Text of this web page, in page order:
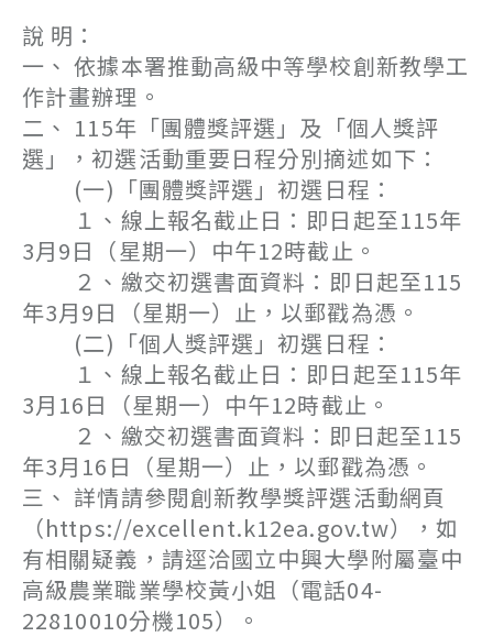
說 明：
一、 依據本署推動高級中等學校創新教學工
作計畫辦理。
二、 115年「團體獎評選」及「個人獎評
選」，初選活動重要日程分別摘述如下：
(一)「團體獎評選」初選日程：
１、線上報名截止日：即日起至115年
3月9日（星期一）中午12時截止。
２、繳交初選書面資料：即日起至115
年3月9日（星期一）止，以郵戳為憑。
(二)「個人獎評選」初選日程：
１、線上報名截止日：即日起至115年
3月16日（星期一）中午12時截止。
２、繳交初選書面資料：即日起至115
年3月16日（星期一）止，以郵戳為憑。
三、 詳情請參閱創新教學獎評選活動網頁
（https://excellent.k12ea.gov.tw），如
有相關疑義，請逕洽國立中興大學附屬臺中
高級農業職業學校黃小姐（電話04-
22810010分機105）。